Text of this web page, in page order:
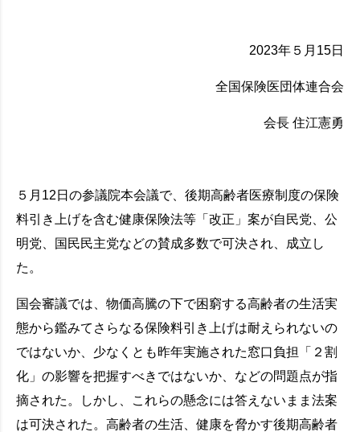
2023年５月15日
全国保険医団体連合会
会長 住江憲勇
５月12日の参議院本会議で、後期高齢者医療制度の保険
料引き上げを含む健康保険法等「改正」案が自民党、公
明党、国民民主党などの賛成多数で可決され、成立し
た。
国会審議では、物価高騰の下で困窮する高齢者の生活実
態から鑑みてさらなる保険料引き上げは耐えられないの
ではないか、少なくとも昨年実施された窓口負担「２割
化」の影響を把握すべきではないか、などの問題点が指
摘された。しかし、これらの懸念には答えないまま法案
は可決された。高齢者の生活、健康を脅かす後期高齢者